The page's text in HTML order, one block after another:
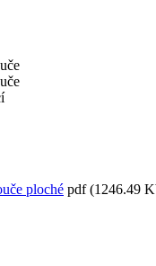
ploché pdf (1246.49